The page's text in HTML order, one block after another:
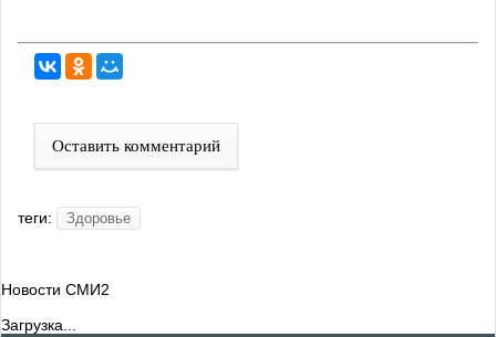
Оставить комментарий
теги: Здоровье
Новости СМИ2
Загрузка...